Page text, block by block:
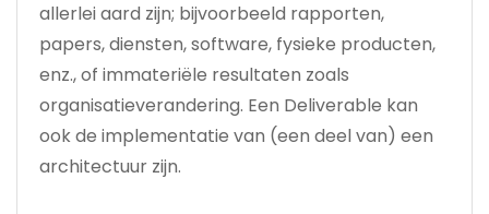
allerlei aard zijn; bijvoorbeeld rapporten,
papers, diensten, software, fysieke producten,
enz., of immateriële resultaten zoals
organisatieverandering. Een Deliverable kan
ook de implementatie van (een deel van) een
architectuur zijn.